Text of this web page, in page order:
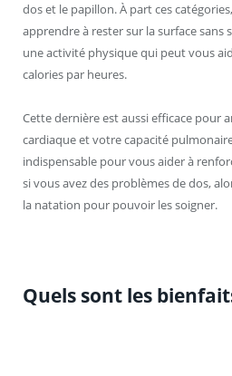
dos et le papillon. À part ces
apprendre à rester sur la surface sans
une activité physique qui peut vous
calories par heures.
Cette dernière est aussi efficace pour
cardiaque et votre capacité
indispensable pour vous aider à
si vous avez des problèmes de dos,
la natation pour pouvoir les soigner.
Quels sont les